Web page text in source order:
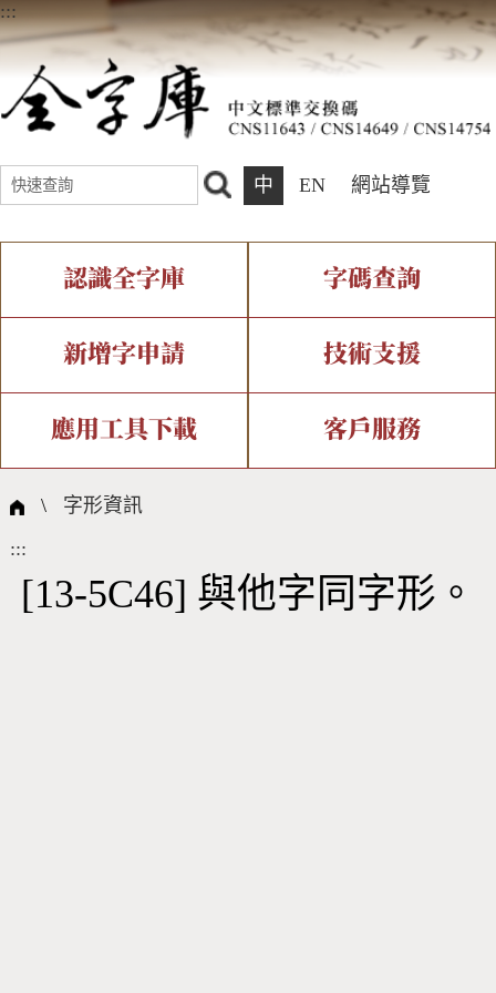
:::
中 EN 網站導覽
認識全字庫
全字庫介紹 全字庫現況
中文碼介紹 專有名詞介紹
國際字碼相關組織
字碼查詢
IDS查詢 部件查詢
複合查詢 注音查詢
筆畫查詢
筆順序查詢 部首查詢
新增字申請
新字申請處理流程
技術支援
字形即時顯示 造字解決方案
全字庫授權
應用工具下載
個人電腦造字處理工具
字形下載
客戶服務
問題集
熱門查詢統計
\ 字形資訊
:::
[13-5C46] 與他字同字形。